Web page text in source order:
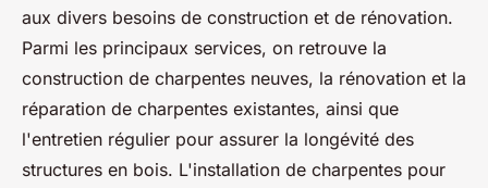
aux divers besoins de construction et de rénovation.
Parmi les principaux services, on retrouve la
construction de charpentes neuves, la rénovation et la
réparation de charpentes existantes, ainsi que
l'entretien régulier pour assurer la longévité des
structures en bois. L'installation de charpentes pour